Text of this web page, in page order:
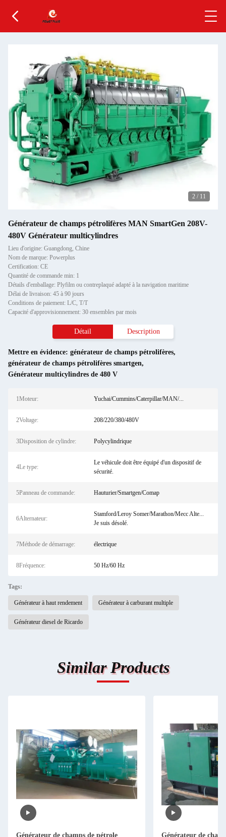
2 / 11
Générateur de champs pétrolifères MAN SmartGen 208V-
480V Générateur multicylindres
Lieu d'origine: Guangdong, Chine
Nom de marque: Powerplus
Certification: CE
Quantité de commande min: 1
Détails d'emballage: Plyfilm ou contreplaqué adapté à la navigation maritime
Délai de livraison: 45 à 90 jours
Conditions de paiement: L/C, T/T
Capacité d'approvisionnement: 30 ensembles par mois
Détail Description
Mettre en évidence: générateur de champs pétrolifères,
générateur de champs pétrolifères smartgen,
Générateur multicylindres de 480 V
1Moteur: Yuchai/Cummins/Caterpillar/MAN/...
2Voltage: 208/220/380/480V
3Disposition de cylindre: Polycylindrique
4Le type:
Le véhicule doit être équipé d'un dispositif de
sécurité.
5Panneau de commande: Hauturier/Smartgen/Comap
6Alternateur:
Stamford/Leroy Somer/Marathon/Mecc Alte...
Je suis désolé.
7Méthode de démarrage: électrique
8Fréquence: 50 Hz/60 Hz
Tags:
Générateur à haut rendement Générateur à carburant multiple
Générateur diesel de Ricardo
Similar Products
Générateur de champs de pétrole
Générateur de